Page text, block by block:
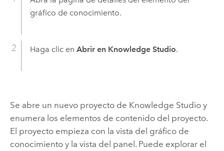
gráfico de conocimiento.
Haga clic en Abrir en Knowledge Studio.
Se abre un nuevo proyecto de Knowledge Studioy
enumera los elementos de contenido del proyecto.
El proyecto empieza con la vista del gráfico de
conocimiento y la vista del panel. Puede explorar el